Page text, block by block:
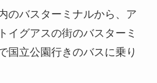
のバスターミナルから、ア
イグアスの街のバスターミ
国立公園行きのバスに乗り